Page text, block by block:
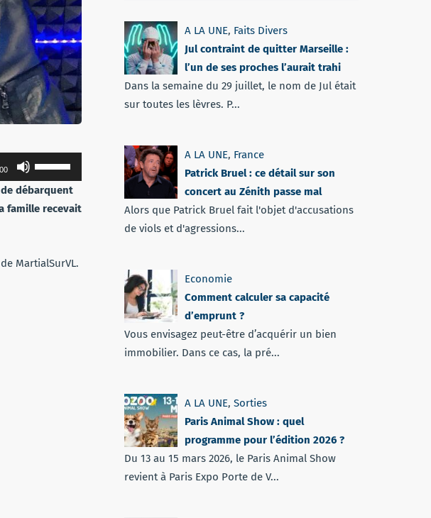
les
flèches
haut/bas
débarquent
famille recevait
MartialSurVL.
A LA UNE, Faits Divers
Jul contraint de quitter Marseille :
l’un de ses proches l’aurait trahi
Dans la semaine du 29 juillet, le nom de Jul était
sur toutes les lèvres. P...
A LA UNE, France
Patrick Bruel : ce détail sur son
concert au Zénith passe mal
Alors que Patrick Bruel fait l'objet d'accusations
de viols et d'agressions...
Economie
Comment calculer sa capacité
d’emprunt ?
Vous envisagez peut-être d’acquérir un bien
immobilier. Dans ce cas, la pré...
A LA UNE, Sorties
Paris Animal Show : quel
programme pour l’édition 2026 ?
Du 13 au 15 mars 2026, le Paris Animal Show
revient à Paris Expo Porte de V...